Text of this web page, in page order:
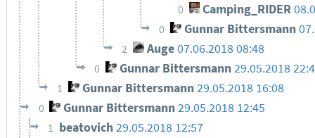
0 Camping_RIDER
0 Gunnar Bittersmann
2 Auge07.06.2018 08:48
0 Gunnar Bittersmann 29.05.2018
1 Gunnar Bittersmann29.05.2018 16:08
0 Gunnar Bittersmann29.05.2018 12:45
1 beatovich29.05.2018 12:57